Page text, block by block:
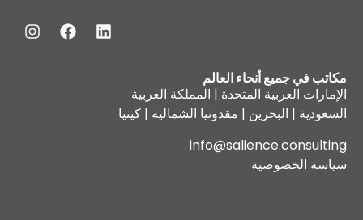
مكاتب في جميع أنحاء العالم
الإمارات العربية المتحدة | المملكة العربية
السعودية | البحرين | مقدونيا الشمالية | كينيا
info@salience.consulting
سياسة الخصوصية